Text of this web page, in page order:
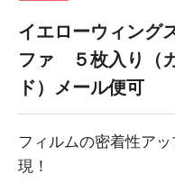
イエローウィン
ファ ５枚入り（
ド）メール便可
フィルムの密着性ア
現！